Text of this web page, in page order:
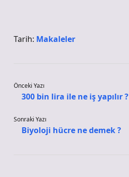
Tarih: Makaleler
Önceki Yazı
300 bin lira ile ne iş yapılır ?
Sonraki Yazı
Biyoloji hücre ne demek ?